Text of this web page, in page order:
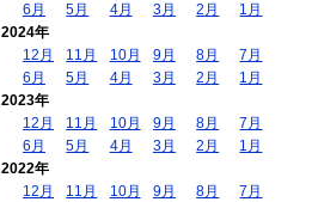
6月
5月 4月 3月 2月
1月
2024年
12月
11月 10月 9月 8月
7月
6月
5月 4月 3月 2月
1月
2023年
12月
11月 10月 9月 8月
7月
6月
5月 4月 3月 2月
1月
2022年
12月
11月 10月 9月 8月
7月